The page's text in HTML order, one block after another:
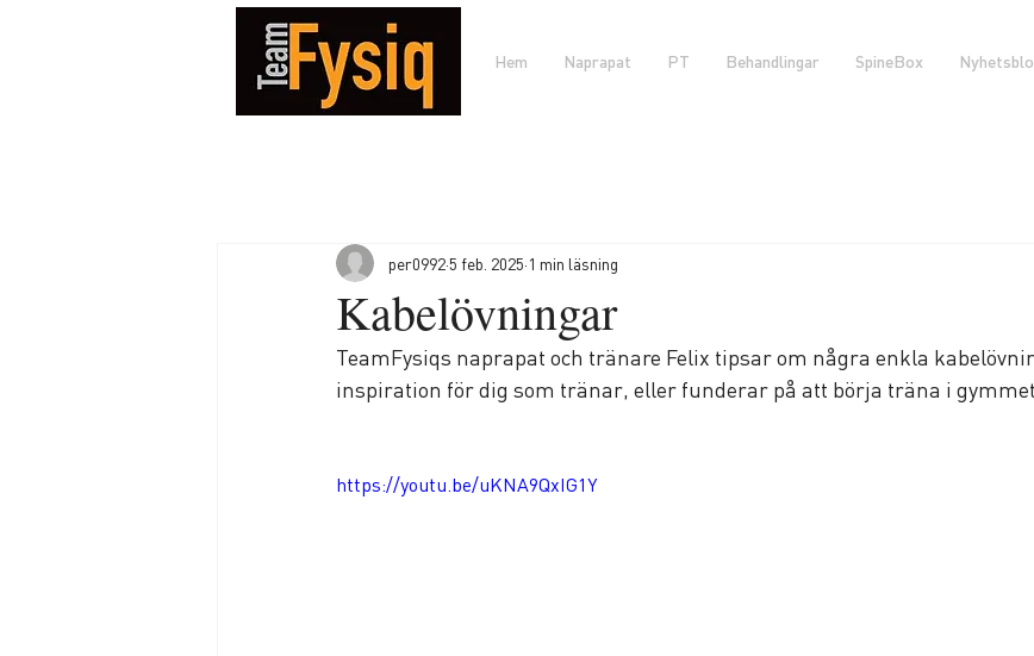
Hem Naprapat PT Behandlingar SpineBox
Kabelövningar
per09925 feb. 2025 1 min läsning
TeamFysiqs naprapat och tränare Felix tipsar om några enkla
inspiration för dig som tränar, eller funderar på att börja träna i
https://youtu.be/uKNA9QxIG1Y